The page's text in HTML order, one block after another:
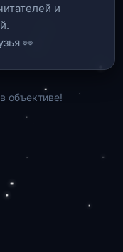
и
👀
объективе!